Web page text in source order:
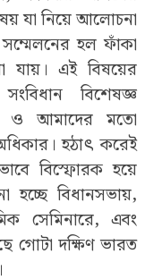
যা নিয়ে আলোচনা
সম্মেলনের হল ফাঁকা
যায়। এই বিষয়ের
বিশেষজ্ঞ
ও আমাদের মতো
হঠাৎ করেই
বিস্ফোরক হয়ে
বিধানসভায়,
সেমিনারে, এবং
গোটা দক্ষিণ ভারত